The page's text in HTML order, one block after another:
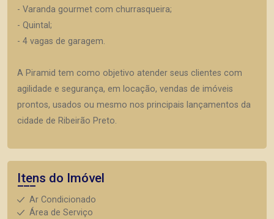
- Varanda gourmet com churrasqueira;
- Quintal;
- 4 vagas de garagem.
A Piramid tem como objetivo atender seus clientes com
agilidade e segurança, em locação, vendas de imóveis
prontos, usados ou mesmo nos principais lançamentos da
cidade de Ribeirão Preto.
Itens do Imóvel
Ar Condicionado
Área de Serviço